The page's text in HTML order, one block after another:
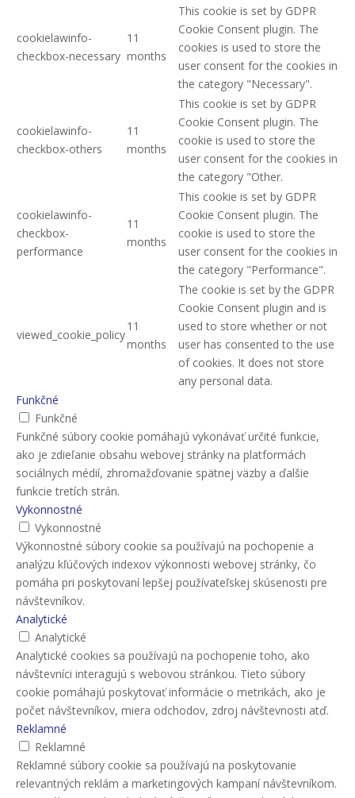
cookielawinfo-
checkbox-necessary
11
months
This cookie is set by GDPR
Cookie Consent plugin. The
cookies is used to store the
user consent for the cookies in
the category "Necessary".
cookielawinfo-
checkbox-others
11
months
This cookie is set by GDPR
Cookie Consent plugin. The
cookie is used to store the
user consent for the cookies in
the category "Other.
cookielawinfo-
checkbox-
performance
11
months
This cookie is set by GDPR
Cookie Consent plugin. The
cookie is used to store the
user consent for the cookies in
the category "Performance".
viewed_cookie_policy
11
months
The cookie is set by the GDPR
Cookie Consent plugin and is
used to store whether or not
user has consented to the use
of cookies. It does not store
any personal data.
Funkčné
Funkčné
Funkčné súbory cookie pomáhajú vykonávať určité funkcie,
ako je zdieľanie obsahu webovej stránky na platformách
sociálnych médií, zhromažďovanie spätnej väzby a ďalšie
funkcie tretích strán.
Vykonnostné
Vykonnostné
Výkonnostné súbory cookie sa používajú na pochopenie a
analýzu kľúčových indexov výkonnosti webovej stránky, čo
pomáha pri poskytovaní lepšej používateľskej skúsenosti pre
návštevníkov.
Analytické
Analytické
Analytické cookies sa používajú na pochopenie toho, ako
návštevníci interagujú s webovou stránkou. Tieto súbory
cookie pomáhajú poskytovať informácie o metrikách, ako je
počet návštevníkov, miera odchodov, zdroj návštevnosti atď.
Reklamné
Reklamné
Reklamné súbory cookie sa používajú na poskytovanie
relevantných reklám a marketingových kampaní návštevníkom.